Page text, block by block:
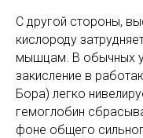
С другой стороны,
кислороду
мышцам. В обычных
закисление в
Бора) легко
гемоглобин
фоне общего